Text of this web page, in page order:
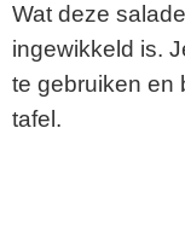
Wat deze
ingewikkeld is.
te gebruiken en
tafel.